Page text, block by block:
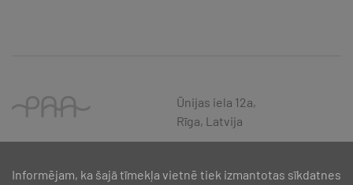
Ūnijas iela 12a,
Rīga, Latvija
Informējam, ka šajā tīmekļa vietnē tiek izmantotas sīkdatnes